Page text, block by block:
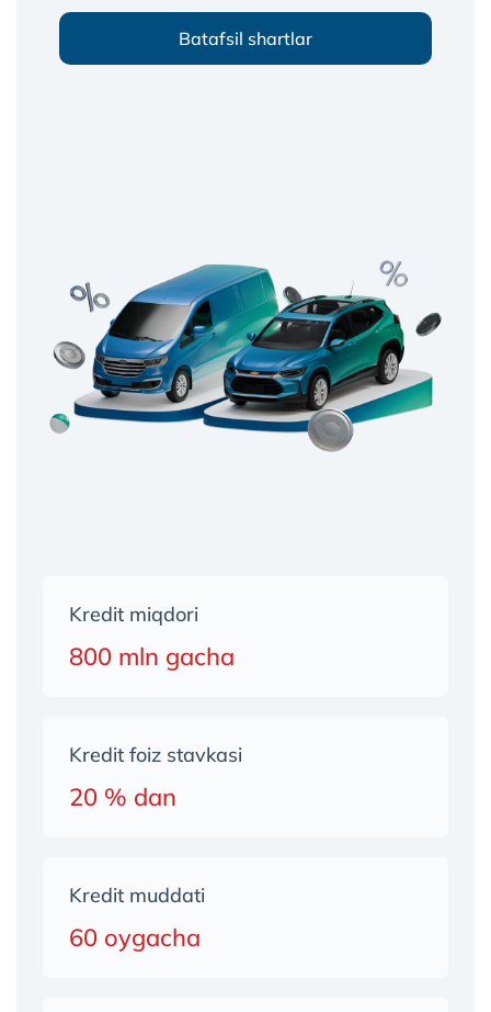
Batafsil shartlar
Kredit miqdori
800 mln gacha
Kredit foiz stavkasi
20 % dan
Kredit muddati
60 oygacha